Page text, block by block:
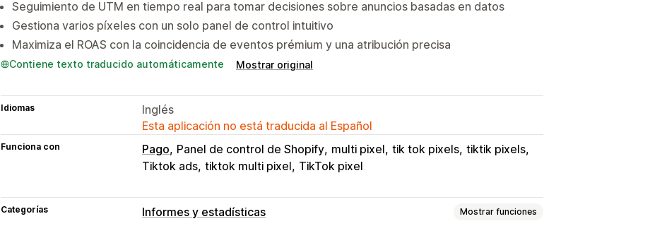
Seguimiento de UTM en tiempo real para tomar decisiones sobre anuncios basadas en datos
Gestiona varios píxeles con un solo panel de control intuitivo
Maximiza el ROAS con la coincidencia de eventos prémium y una atribución precisa
Contiene texto traducido automáticamente Mostrar original
Idiomas
Inglés
Esta aplicación no está traducida al Español
Funciona con Pago Panel de control de Shopify multi pixel tik tok pixels tiktik pixels
Tiktok ads tiktok multi pixel TikTok pixel
Categorías Informes y estadísticas Mostrar funciones